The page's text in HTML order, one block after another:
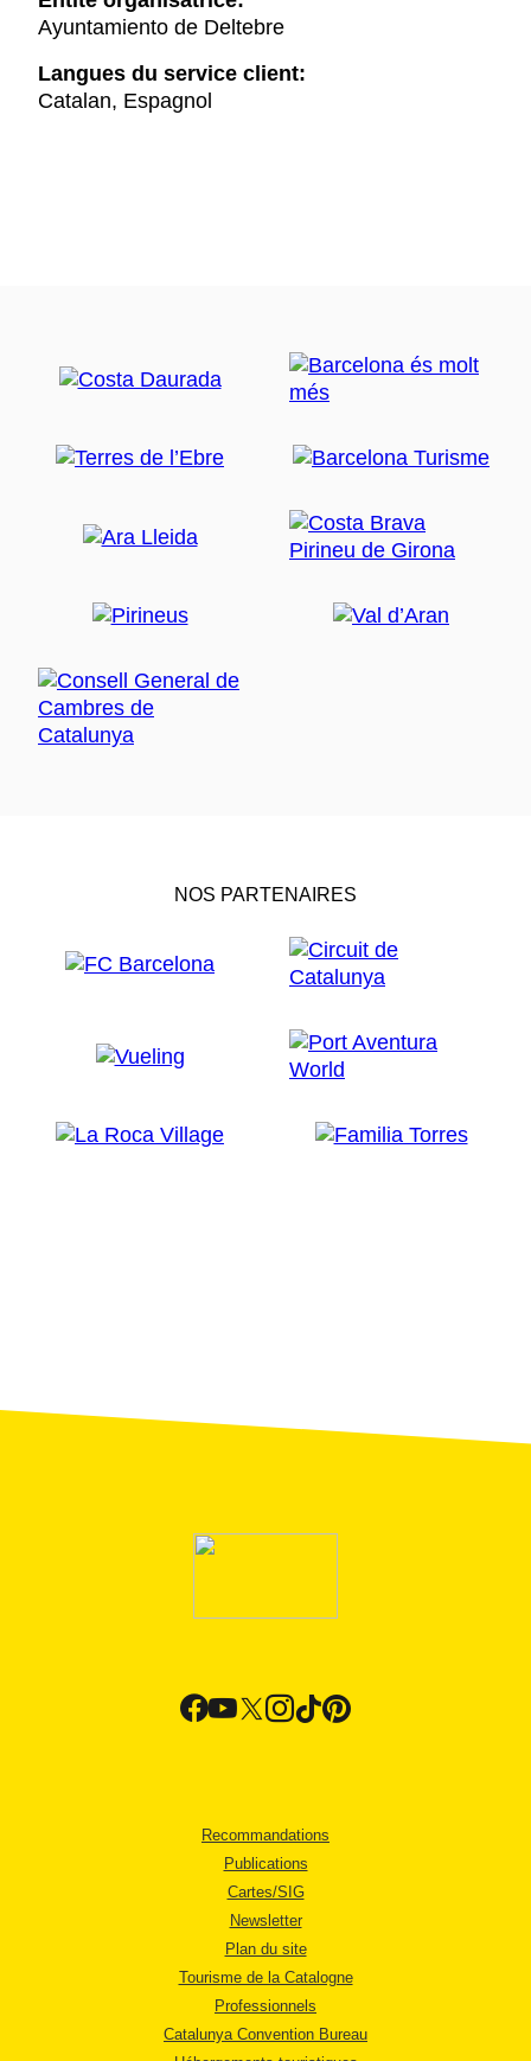
Ayuntamiento de Deltebre
Langues du service client:
Catalan, Espagnol
NOS PARTENAIRES
Recommandations
Publications
Cartes/SIG
Newsletter
Plan du site
Tourisme de la Catalogne
Professionnels
Catalunya Convention Bureau